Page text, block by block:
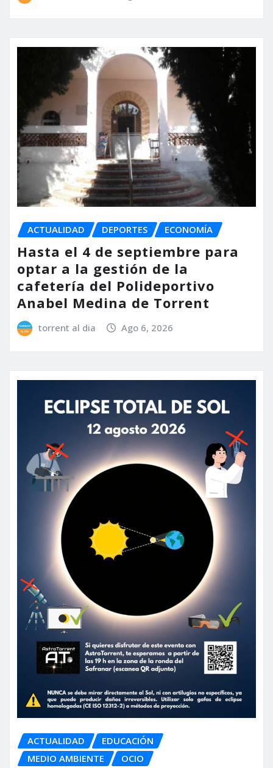
ACTUALIDAD DEPORTES ECONOMÍA
Hasta el 4 de septiembre para
optar a la gestión de la
cafetería del Polideportivo
Anabel Medina de Torrent
torrent al dia Ago 6, 2026
ACTUALIDAD
EDUCACIÓN
MEDIO AMBIENTE
OCIO